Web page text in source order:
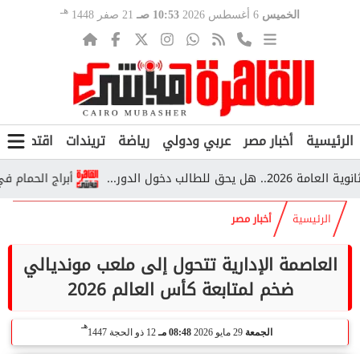
الخميس 10:53 صـ 21 صفر 1448 هـ
الرئيسية أخبار مصر عربي ودولي رياضة تريندات اقتصاد
أبراج الحمام في
الرئيسية أخبار مصر
العاصمة الإدارية تتحول إلى ملعب مونديالي
ضخم لمتابعة كأس العالم 2026
الجمعة 08:48 مـ 12 ذو الحجة 1447
هـ